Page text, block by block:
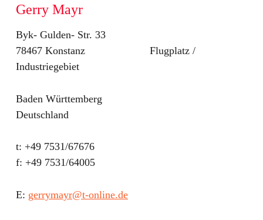
Gerry Mayr
Byk- Gulden- Str. 33
78467 Konstanz                      Flugplatz /
Industriegebiet
Baden Württemberg
Deutschland
t: +49 7531/67676
f: +49 7531/64005
E: gerrymayr@t-online.de